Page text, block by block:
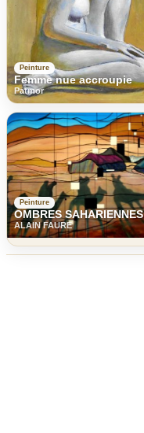
Peinture
Femme nue accroupie
Patmor
Peinture
OMBRES SAHARIENNES
ALAIN FAURE